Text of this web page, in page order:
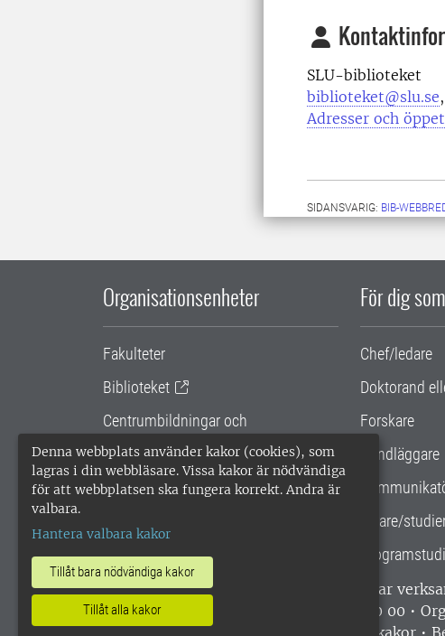
Denna webbplats använder kakor (cookies), som
lagras i din webbläsare. Vissa kakor är nödvändiga
för att webbplatsen ska fungera korrekt. Andra är
valbara.
Hantera valbara kakor
Tillåt bara nödvändiga kakor
Tillåt alla kakor
SLU-biblioteket
biblioteket@slu.se
Adresser och
SIDANSVARIG: BIB-
Organisationsenheter
Fakulteter
Biblioteket
Centrumbildningar och
samarbetsprojekt
Gemensamma verksamhetsstödet
För dig
Chef/ledare
Doktorand
Forskare
Handläggare
Lärare/
SLU, Sveriges lantbruksuniversitet, har
enligt ISO 14001. •
Telefon: 018-67 10 00 •
webbplatser
Hantera kakor •